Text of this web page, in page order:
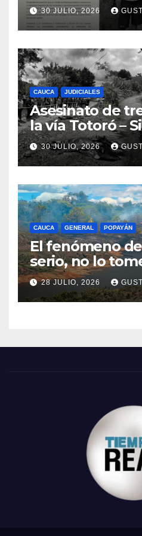
ciudadanos y exige medidas
urgentes al
Nacional
30 JULIO, 2026
CAUCA JUDICIALES
Asesinato de
la vía Totoró –
consternación
30 JULIO, 2026
CAUCA GENERAL POPAYÁN
El fenómeno
serio, no lo
28 JULIO, 2026